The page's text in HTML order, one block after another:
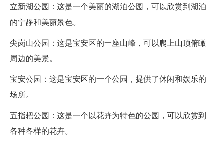
立新湖公园：这是一个美丽的湖泊公园，可以欣赏到湖泊
的宁静和美丽景色。
尖岗山公园：这是宝安区的一座山峰，可以爬上山顶俯瞰
周边的美景。
宝安公园：这是宝安区的一个公园，提供了休闲和娱乐的
场所。
五指耙公园：这是一个以花卉为特色的公园，可以欣赏到
各种各样的花卉。